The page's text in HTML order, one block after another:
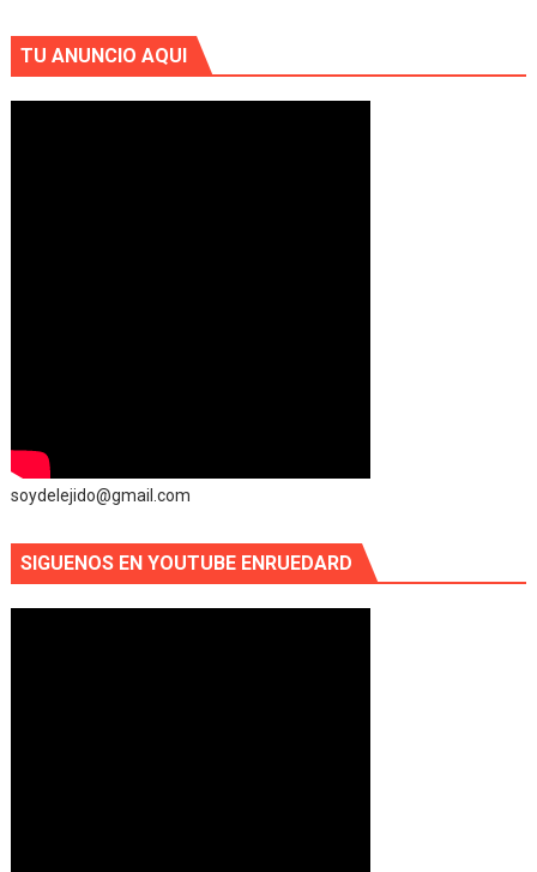
TU ANUNCIO AQUI
soydelejido@gmail.com
SIGUENOS EN YOUTUBE ENRUEDARD